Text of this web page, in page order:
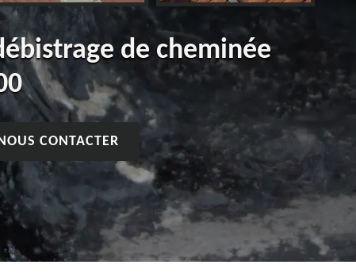
de cheminée
NOUS CONTACTER